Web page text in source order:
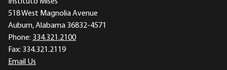
Instituto Mises
518 West Magnolia Avenue
Auburn, Alabama 36832-4571
Phone: 334.321.2100
Fax: 334.321.2119
Email Us